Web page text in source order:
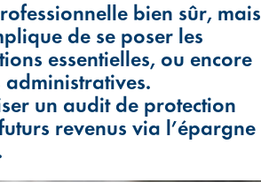
bien sûr, mais
de se poser les
essentielles, ou encore
administratives.
un audit de protection
revenus via l’épargne